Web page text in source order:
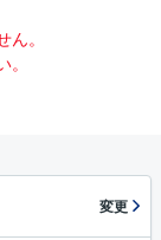
。
変更